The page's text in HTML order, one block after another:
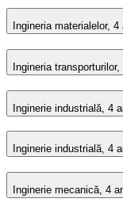
Ingineria materialelor, 4
Ingineria
Inginerie industrială, 4
Inginerie industrială, 4
Inginerie mecanică, 4